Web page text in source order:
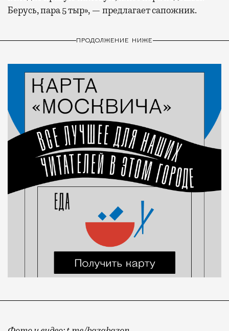
Берусь, пара 5 тыр», — предлагает сапожник.
ПРОДОЛЖЕНИЕ НИЖЕ